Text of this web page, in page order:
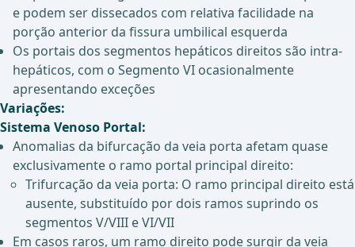
e podem ser dissecados com relativa facilidade na
porção anterior da fissura umbilical esquerda
Os portais dos segmentos hepáticos direitos são intra-
hepáticos, com o Segmento VI ocasionalmente
apresentando exceções
Variações:
Sistema Venoso Portal:
Anomalias da bifurcação da veia porta afetam quase
exclusivamente o ramo portal principal direito:
Trifurcação da veia porta: O ramo principal direito está
ausente, substituído por dois ramos suprindo os
segmentos V/VIII e VI/VII
Em casos raros, um ramo direito pode surgir da veia